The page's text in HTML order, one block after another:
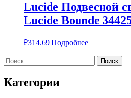
Lucide Подвесной
Lucide Bounde
₽314.69 Подробнее
Найти:
Категории